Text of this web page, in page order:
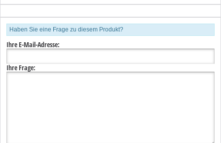
Haben Sie eine Frage zu diesem Produkt?
Ihre E-Mail-Adresse:
Ihre Frage: